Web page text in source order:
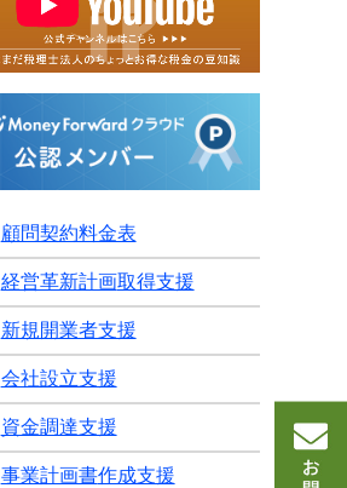
顧問契約料金表
経営革新計画取得支援
新規開業者支援
会社設立支援
資金調達支援
事業計画書作成支援